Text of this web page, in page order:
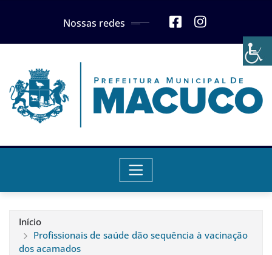
Nossas redes
Início
Profissionais de saúde dão sequência à vacinação
dos acamados